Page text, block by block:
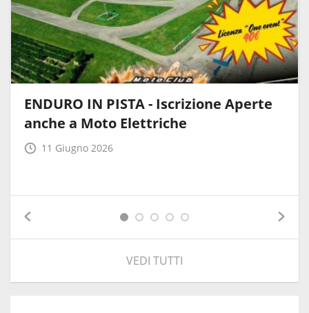
ENDURO IN PISTA - Iscrizione Aperte
anche a Moto Elettriche
11 Giugno 2026
VEDI TUTTI